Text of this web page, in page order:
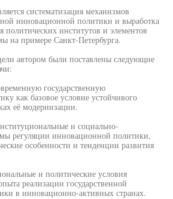
систематизация механизмов
инновационной политики и выработка
политических институтов и элементов
на примере Санкт-Петербурга.
автором были поставлены следующие
государственную
как базовое условие устойчивого
её модернизации.
и социально-
регуляции инновационной политики,
особенности и тенденции развития
и политические условия
реализации государственной
в инновационно-активных странах.